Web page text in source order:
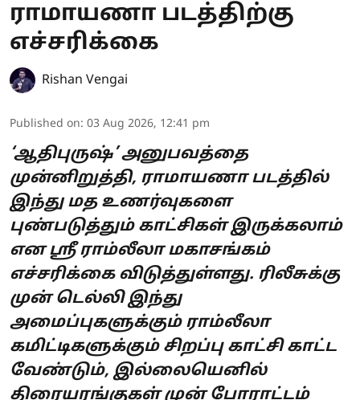
ராமாயணா படத்திற்கு
எச்சரிக்கை
Rishan Vengai
Published on: 03 Aug 2026, 12:41 pm
‘ஆதிபுருஷ்’ அனுபவத்தை
முன்னிறுத்தி, ராமாயணா படத்தில்
இந்து மத உணர்வுகளை
புண்படுத்தும் காட்சிகள் இருக்கலாம்
என ஸ்ரீ ராம்லீலா மகாசங்கம்
எச்சரிக்கை விடுத்துள்ளது. ரிலீசுக்கு
முன் டெல்லி இந்து
அமைப்புகளுக்கும் ராம்லீலா
கமிட்டிகளுக்கும் சிறப்பு காட்சி காட்ட
வேண்டும், இல்லையெனில்
திரையரங்குகள் முன் போராட்டம்